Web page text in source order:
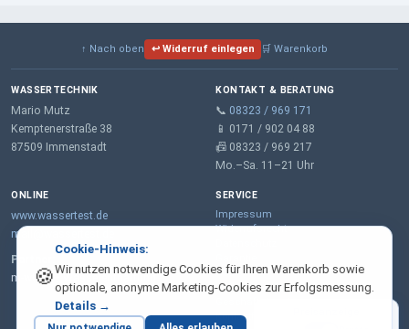
🍪
Cookie-Hinweis:
Wir nutzen notwendige Cookies für Ihren Warenkorb sowie
optionale, anonyme Marketing-Cookies zur Erfolgsmessung.
Details →
↑ Nach oben ↩ Widerruf einlegen 🛒 Warenkorb
WASSERTECHNIK
Mario Mutz
Kemptenerstraße 38
87509 Immenstadt
KONTAKT & BERATUNG
📞 08323 / 969 171
📱 0171 / 902 04 88
📠 08323 / 969 217
Mo.–Sa. 11–21 Uhr
ONLINE
www.wassertest.de
mail@wassertest.de
Partner:
m-wt.de – Wasserenthärtung
SERVICE
Impressum
Widerrufsrecht
AGB
Lieferung & Zahlung
Kontaktformular